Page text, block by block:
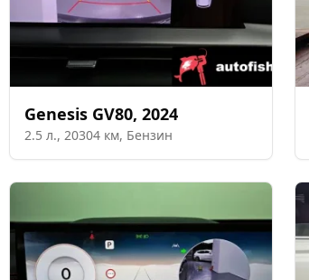
Genesis GV80, 2024
2.5 л., 20304 км, Бензин